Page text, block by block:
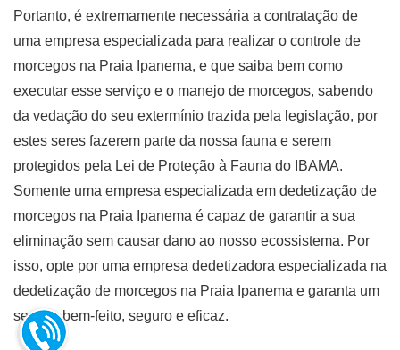
Portanto, é extremamente necessária a contratação de
uma empresa especializada para realizar o controle de
morcegos na Praia Ipanema, e que saiba bem como
executar esse serviço e o manejo de morcegos, sabendo
da vedação do seu extermínio trazida pela legislação, por
estes seres fazerem parte da nossa fauna e serem
protegidos pela Lei de Proteção à Fauna do IBAMA.
Somente uma empresa especializada em dedetização de
morcegos na Praia Ipanema é capaz de garantir a sua
eliminação sem causar dano ao nosso ecossistema. Por
isso, opte por uma empresa dedetizadora especializada na
dedetização de morcegos na Praia Ipanema e garanta um
serviço bem-feito, seguro e eficaz.